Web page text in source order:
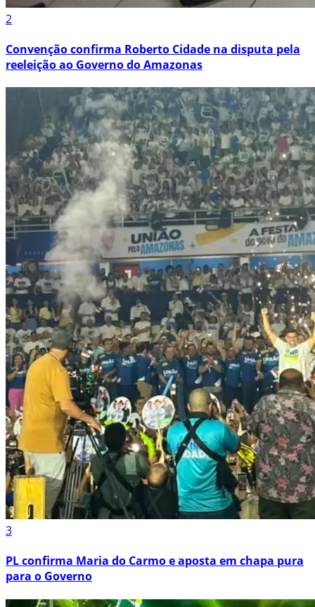
2
Convenção confirma Roberto Cidade na disputa pela
reeleição ao Governo do Amazonas
3
PL confirma Maria do Carmo e aposta em chapa pura
para o Governo